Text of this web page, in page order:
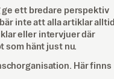
ge ett bredare perspektiv
inte att alla artiklar alltid
eller intervjuer där
som hänt just nu.
Här finns